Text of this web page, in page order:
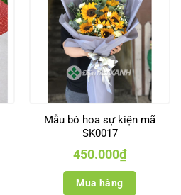
Mẫu bó hoa sự kiện mã
SK0017
450.000₫
Mua hàng